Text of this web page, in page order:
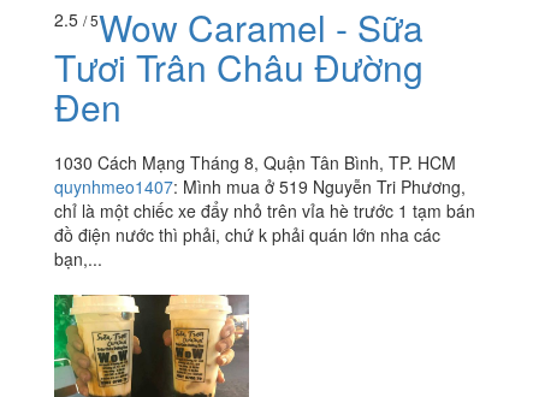
2.5 / 5Wow Caramel - Sữa
Tươi Trân Châu Đường
Đen
1030 Cách Mạng Tháng 8, Quận Tân Bình, TP. HCM
quynhmeo1407: Mình mua ở 519 Nguyễn Tri Phương,
chỉ là một chiếc xe đẩy nhỏ trên vỉa hè trước 1 tạm bán
đồ điện nước thì phải, chứ k phải quán lớn nha các
bạn,...